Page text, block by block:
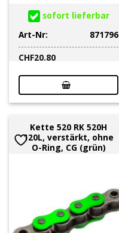
sofort lieferbar
Art-Nr:
871796
CHF20.80
Kette 520 RK 520H
120L, verstärkt, ohne
O-Ring, CG (grün)